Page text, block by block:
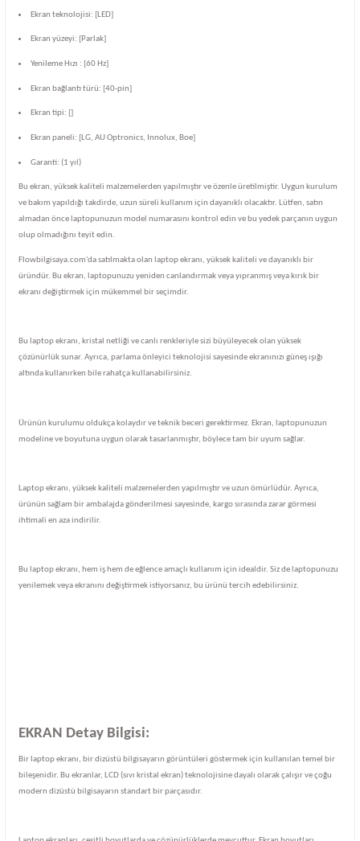
Ekran teknolojisi: [LED]
Ekran yüzeyi: [Parlak]
Yenileme Hızı : [60 Hz]
Ekran bağlantı türü: [40-pin]
Ekran tipi: []
Ekran paneli: [LG, AU Optronics, Innolux, Boe]
Garanti: (1 yıl)
Bu ekran, yüksek kaliteli malzemelerden yapılmıştır ve özenle üretilmiştir. Uygun kurulum
ve bakım yapıldığı takdirde, uzun süreli kullanım için dayanıklı olacaktır. Lütfen, satın
almadan önce laptopunuzun model numarasını kontrol edin ve bu yedek parçanın uygun
olup olmadığını teyit edin.
Flowbilgisaya.com'da satılmakta olan laptop ekranı, yüksek kaliteli ve dayanıklı bir
üründür. Bu ekran, laptopunuzu yeniden canlandırmak veya yıpranmış veya kırık bir
ekranı değiştirmek için mükemmel bir seçimdir.
Bu laptop ekranı, kristal netliği ve canlı renkleriyle sizi büyüleyecek olan yüksek
çözünürlük sunar. Ayrıca, parlama önleyici teknolojisi sayesinde ekranınızı güneş ışığı
altında kullanırken bile rahatça kullanabilirsiniz.
Ürünün kurulumu oldukça kolaydır ve teknik beceri gerektirmez. Ekran, laptopunuzun
modeline ve boyutuna uygun olarak tasarlanmıştır, böylece tam bir uyum sağlar.
Laptop ekranı, yüksek kaliteli malzemelerden yapılmıştır ve uzun ömürlüdür. Ayrıca,
ürünün sağlam bir ambalajda gönderilmesi sayesinde, kargo sırasında zarar görmesi
ihtimali en aza indirilir.
Bu laptop ekranı, hem iş hem de eğlence amaçlı kullanım için idealdir. Siz de laptopunuzu
yenilemek veya ekranını değiştirmek istiyorsanız, bu ürünü tercih edebilirsiniz.
EKRAN Detay Bilgisi:
Bir laptop ekranı, bir dizüstü bilgisayarın görüntüleri göstermek için kullanılan temel bir
bileşenidir. Bu ekranlar, LCD (sıvı kristal ekran) teknolojisine dayalı olarak çalışır ve çoğu
modern dizüstü bilgisayarın standart bir parçasıdır.